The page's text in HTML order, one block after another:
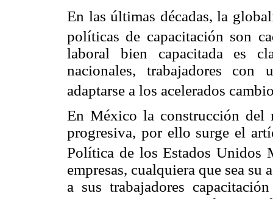
En las últimas décadas, la
políticas de capacitación son
laboral bien capacitada es
nacionales, trabajadores
adaptarse a los acelerados
En México la construcción del
progresiva, por ello surge el
Política de los Estados Unidos
empresas, cualquiera que sea
a sus trabajadores